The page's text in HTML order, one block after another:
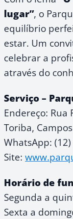
lugar”, o
equilíbrio
estar. Um
celebrar a
através do
Serviço –
Endereço: Rua
Toriba,
WhatsApp:
Site:
Horário de
Segunda a
Sexta a